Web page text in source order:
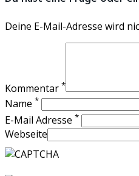
Deine E-Mail-Adresse wird
Kommentar *
Name *
E-Mail Adresse *
Webseite